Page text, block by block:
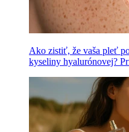
Ako zistiť, že vaša pleť
kyseliny hyalurónovej?